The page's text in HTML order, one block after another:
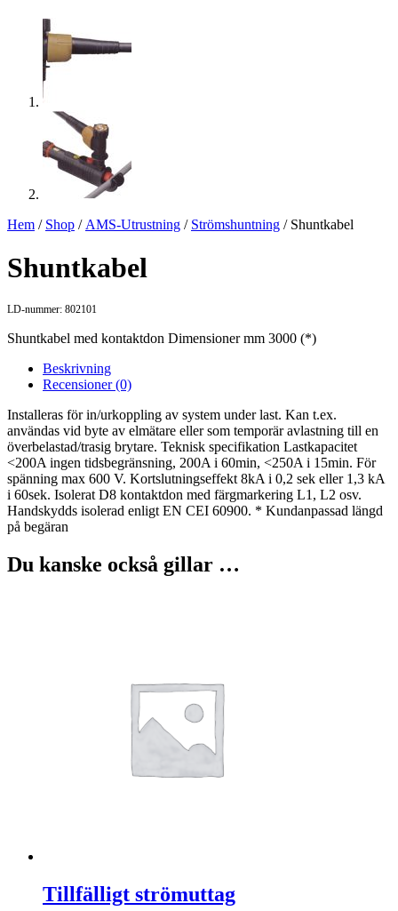
Hem / Shop / AMS-Utrustning / Strömshuntning / Shuntkabel
Shuntkabel
LD-nummer: 802101
Shuntkabel med kontaktdon Dimensioner mm 3000 (*)
Beskrivning
Recensioner (0)
Installeras för in/urkoppling av system under last. Kan t.ex.
användas vid byte av elmätare eller som temporär avlastning till en
överbelastad/trasig brytare. Teknisk specifikation Lastkapacitet
<200A ingen tidsbegränsning, 200A i 60min, <250A i 15min. För
spänning max 600 V. Kortslutningseffekt 8kA i 0,2 sek eller 1,3 kA
i 60sek. Isolerat D8 kontaktdon med färgmarkering L1, L2 osv.
Handskydds isolerad enligt EN CEI 60900. * Kundanpassad längd
på begäran
Du kanske också gillar …
Tillfälligt strömuttag